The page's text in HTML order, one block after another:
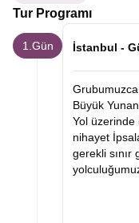
Tur Programı
1.Gün İstanbul -
Büyük
Yol üzerinde
nihayet
gerekli